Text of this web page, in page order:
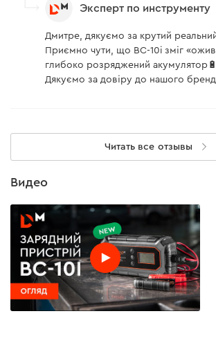
Работа импульсного зарядного
Стабильная работа
и зимой, и летом
Гарантия 3
8 режимов
ремонт
Эксперт по инструменту
Дмитре, дякуємо за крутий
Приємно чути, що BC-10i зміг
глибоко розряджений акумулятор🔋
Дякуємо за довіру до нашого
Читать все отзывы
Видео